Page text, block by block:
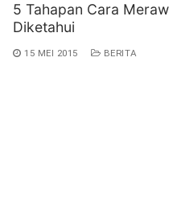
5 Tahapan Cara
Diketahui
15 MEI 2015 BERITA